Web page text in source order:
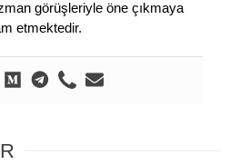
görüşleriyle öne çıkmaya
etmektedir.